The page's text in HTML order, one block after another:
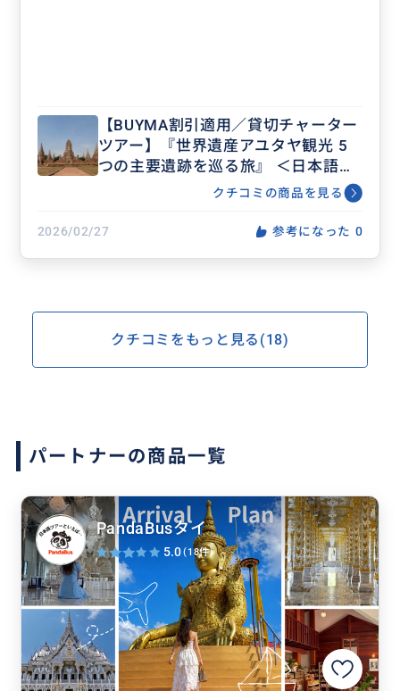
【BUYMA割引適用／貸切チャーター
ツアー】『世界遺産アユタヤ観光 5
つの主要遺跡を巡る旅』 ＜日本語ガ
イド/午前半日/3名様以上も対応可能
クチコミの商品を見る
2026/02/27 参考になった 0
クチコミをもっと見る(18)
パートナーの商品一覧
PandaBusタイ
5.0(18件)